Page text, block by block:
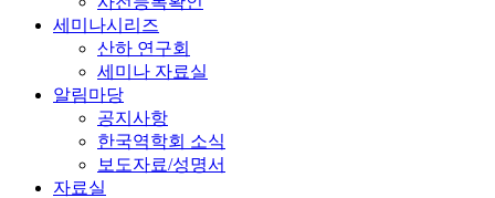
세미나시리즈
산하 연구회
세미나 자료실
알림마당
공지사항
한국역학회 소식
보도자료/성명서
자료실